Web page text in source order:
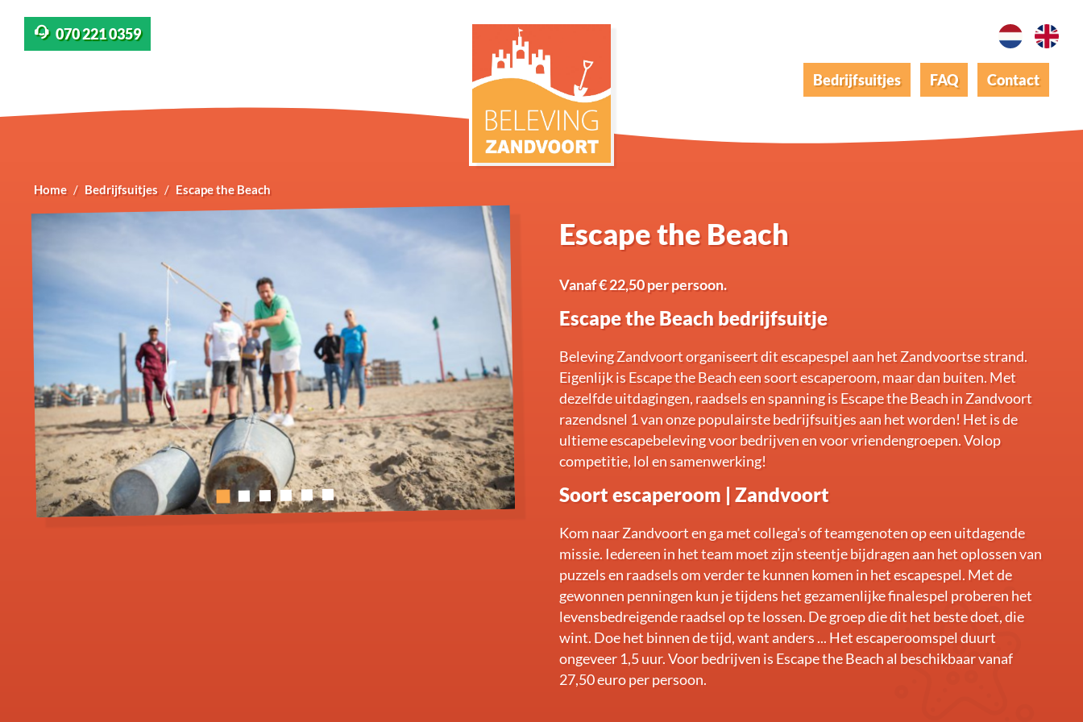
070 221 0359
Bedrijfsuitjes FAQ Contact
Home Bedrijfsuitjes Escape the Beach
Escape the Beach
Vanaf € 22,50 per persoon.
Escape the Beach bedrijfsuitje
Beleving Zandvoort organiseert dit escapespel aan het Zandvoortse strand.
Eigenlijk is Escape the Beach een soort escaperoom, maar dan buiten. Met
dezelfde uitdagingen, raadsels en spanning is Escape the Beach in Zandvoort
razendsnel 1 van onze populairste bedrijfsuitjes aan het worden! Het is de
ultieme escapebeleving voor bedrijven en voor vriendengroepen. Volop
competitie, lol en samenwerking!
Soort escaperoom | Zandvoort
Kom naar Zandvoort en ga met collega's of teamgenoten op een uitdagende
missie. Iedereen in het team moet zijn steentje bijdragen aan het oplossen van
puzzels en raadsels om verder te kunnen komen in het escapespel. Met de
gewonnen penningen kun je tijdens het gezamenlijke finalespel proberen het
levensbedreigende raadsel op te lossen. De groep die dit het beste doet, die
wint. Doe het binnen de tijd, want anders ... Het escaperoomspel duurt
ongeveer 1,5 uur. Voor bedrijven is Escape the Beach al beschikbaar vanaf
27,50 euro per persoon.